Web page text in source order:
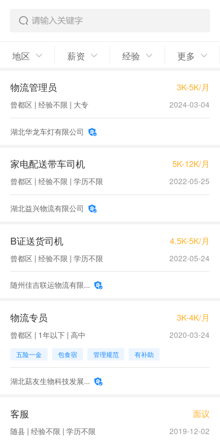
地区 薪资 经验 更多
物流管理员 3K-5K/月
曾都区 | 经验不限 | 大专 2024-03-04
湖北华龙车灯有限公司
家电配送带车司机 5K-12K/月
曾都区 | 经验不限 | 学历不限 2022-05-25
湖北益兴物流有限公司
B证送货司机 4.5K-5K/月
曾都区 | 经验不限 | 学历不限 2022-05-24
随州佳吉联运物流有限...
物流专员 3K-4K/月
曾都区 | 1年以下 | 高中 2020-03-24
五险一金 包食宿 管理规范 有补助
湖北菇友生物科技发展...
客服 面议
随县 | 经验不限 | 学历不限 2019-12-02